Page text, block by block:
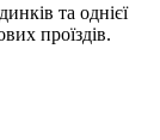
та однієї
проїздів.